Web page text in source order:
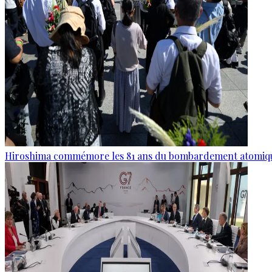
Hiroshima commémore les 81 ans du bombardement